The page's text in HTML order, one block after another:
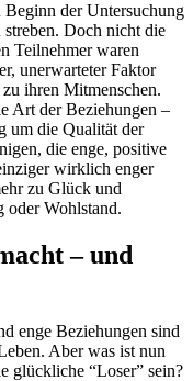
Beginn der Untersuchung
Doch nicht die
Teilnehmer waren
unerwarteter Faktor
ihren Mitmenschen.
Art der Beziehungen –
um die Qualität der
die enge, positive
wirklich enger
zu Glück und
oder Wohlstand.
– und
enge Beziehungen sind
Aber was ist nun
glückliche “Loser” sein?